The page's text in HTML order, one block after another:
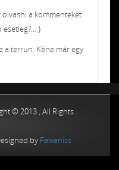
olvasni a kommenteket
}
a terrun. Kéne már egy
© 2013 , All Rights
by Fawaniss